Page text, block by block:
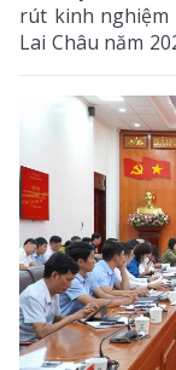
rút kinh
Lai Châu năm